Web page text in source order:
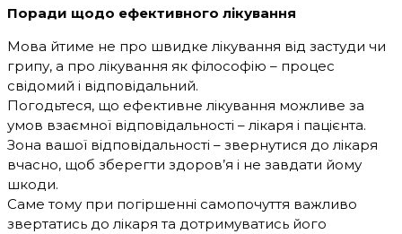
Поради щодо ефективного лікування
Мова йтиме не про швидке лікування від застуди чи
грипу, а про лікування як філософію – процес
свідомий і відповідальний.
Погодьтеся, що ефективне лікування можливе за
умов взаємної відповідальності – лікаря і пацієнта.
Зона вашої відповідальності – звернутися до лікаря
вчасно, щоб зберегти здоров’я і не завдати йому
шкоди.
Саме тому при погіршенні самопочуття важливо
звертатись до лікаря та дотримуватись його